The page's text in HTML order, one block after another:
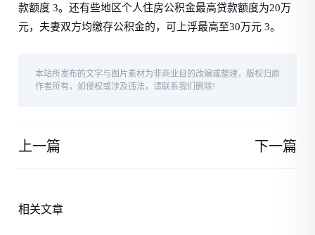
款额度 3。还有些地区个人住房公积金最高贷款额度为20万
元，夫妻双方均缴存公积金的，可上浮最高至30万元 3。
本站所发布的文字与图片素材为非商业目的改编或整理，版权归原
作者所有，如侵权或涉及违法，请联系我们删除!
上一篇 下一篇
相关文章